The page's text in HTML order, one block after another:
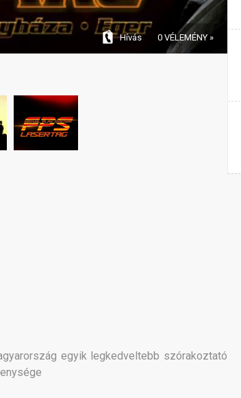
Hívás 0 VÉLEMÉNY »
egyik legkedveltebb szórakoztató